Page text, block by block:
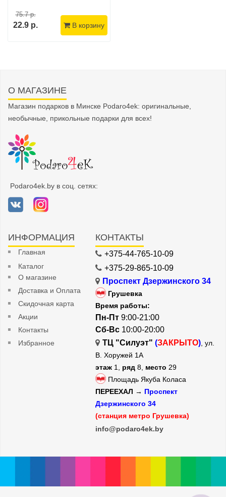
75.7 р.
22.9 р. В корзину
О МАГАЗИНЕ
Магазин подарков в Минске Podaro4ek: оригинальные,
необычные, прикольные подарки для всех!
Podaro4ek.by в соц. сетях:
ИНФОРМАЦИЯ
Главная
Каталог
О магазине
Доставка и Оплата
Скидочная карта
Акции
Контакты
Избранное
КОНТАКТЫ
+375-44-765-10-09
+375-29-865-10-09
Проспект Дзержинского 34
Грушевка
Время работы:
Пн-Пт 9:00-21:00
Сб-Вс 10:00-20:00
ТЦ "Силуэт" (ЗАКРЫТО), ул.
В. Хоружей 1А
этаж 1, ряд 8, место 29
Площадь Якуба Коласа
ПЕРЕЕХАЛ → Проспект
Дзержинского 34
(станция метро Грушевка)
info@podaro4ek.by